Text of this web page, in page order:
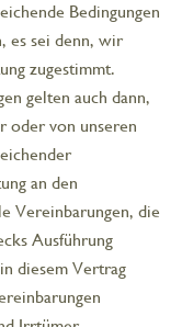
Bedingungen
es sei denn, wir
zugestimmt.
gelten auch dann,
oder von unseren
an den
Vereinbarungen, die
Ausführung
diesem Vertrag